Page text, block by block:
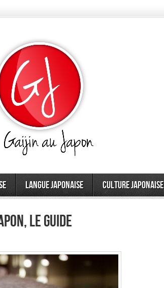
Langue japonaise Culture japonaise
le guide